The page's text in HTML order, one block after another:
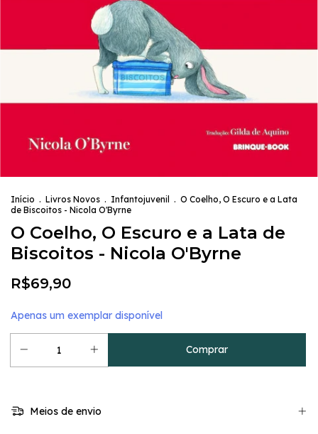
Início . Livros Novos . Infantojuvenil . O Coelho, O Escuro e a Lata
de Biscoitos - Nicola O'Byrne
O Coelho, O Escuro e a Lata de
Biscoitos - Nicola O'Byrne
R$69,90
Apenas um exemplar disponível
Meios de envio